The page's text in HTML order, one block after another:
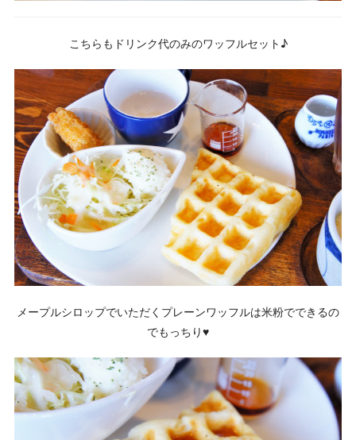
こちらもドリンク代のみのワッフルセット♪
メープルシロップでいただくプレーンワッフルは米粉でできるの
でもっちり♥